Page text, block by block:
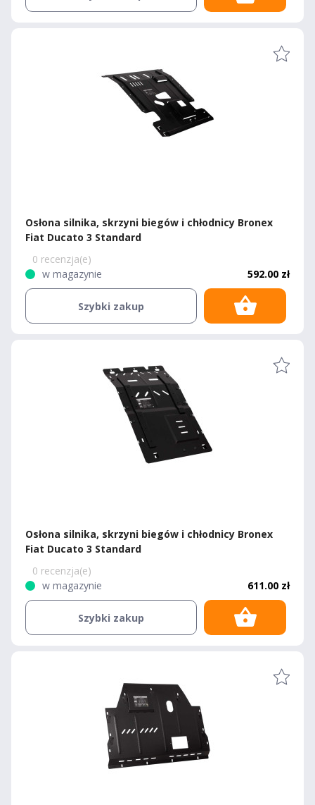
Osłona silnika, skrzyni biegów i chłodnicy Bronex
Fiat Ducato 3 Standard
0 recenzja(e)
w magazynie
592.00 zł
Szybki zakup
Osłona silnika, skrzyni biegów i chłodnicy Bronex
Fiat Ducato 3 Standard
0 recenzja(e)
w magazynie
611.00 zł
Szybki zakup